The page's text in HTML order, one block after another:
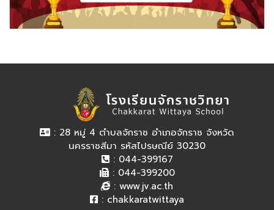
: 28 หมู่ 4 ตำบลจักราช อำเภอจักราช จังหวัด
นครราชสีมา รหัสไปรษณีย์ 30230
: 044-399167
: 044-399200
: www.jv.ac.th
: chakkaratwittaya